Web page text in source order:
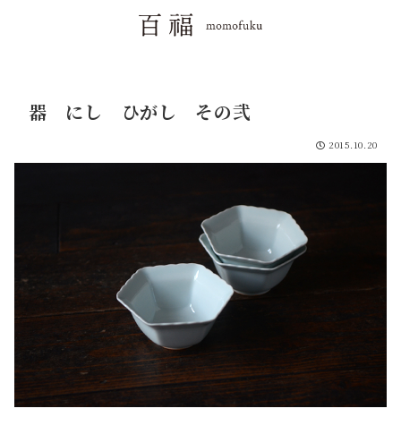
器 にし ひがし その弐
2015.10.20